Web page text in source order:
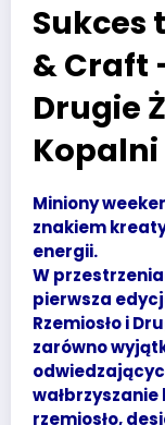
Sukces
& Craft
Drugie
Kopalni
Miniony
znakiem
energii.
W
pierwsza
Rzemiosło i
zarówno
rzemiosło,